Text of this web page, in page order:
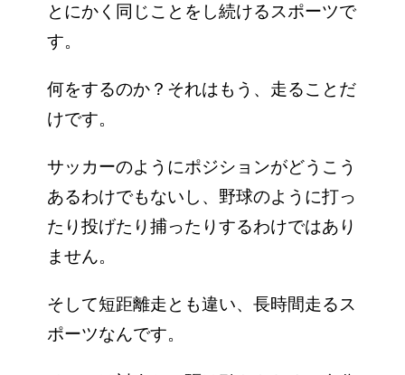
とにかく同じことをし続けるスポーツで
す。
何をするのか？それはもう、走ることだ
けです。
サッカーのようにポジションがどうこう
あるわけでもないし、野球のように打っ
たり投げたり捕ったりするわけではあり
ません。
そして短距離走とも違い、長時間走るス
ポーツなんです。